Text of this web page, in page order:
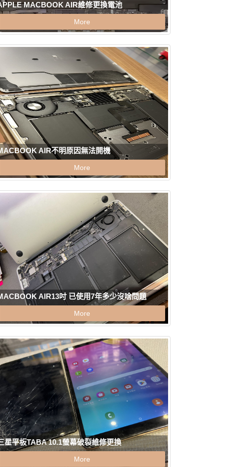
MACBOOK AIR維修更換電池
More
AIR不明原因無法開機
More
AIR13吋 已使用7年多少沒啥問題
More
星平板TABA 10.1螢幕破裂維修更換
More